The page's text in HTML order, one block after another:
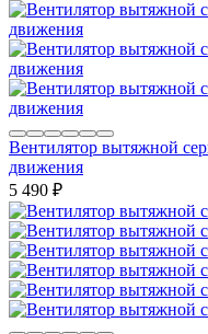
Вентилятор вытяжной
движения
5 490 ₽